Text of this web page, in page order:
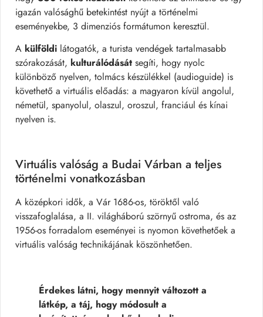
igazán valósághű betekintést nyújt a történelmi
eseményekbe, 3 dimenziós formátumon keresztül.
A külföldi látogatók, a turista vendégek tartalmasabb
szórakozását, kulturálódását segíti, hogy nyolc
különböző nyelven, tolmács készülékkel (audioguide) is
követhető a virtuális előadás: a magyaron kívül angolul,
németül, spanyolul, olaszul, oroszul, franciául és kínai
nyelven is.
Virtuális valóság a Budai Várban a teljes
történelmi vonatkozásban
A középkori idők, a Vár 1686-os, töröktől való
visszafoglalása, a II. világháború szörnyű ostroma, és az
1956-os forradalom eseményei is nyomon követhetőek a
virtuális valóság technikájának köszönhetően.
Érdekes látni, hogy mennyit változott a
látkép, a táj, hogy módosult a